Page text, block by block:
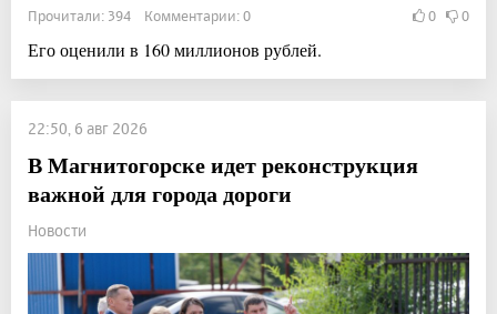
Прочитали: 394 Комментарии: 0 0 0
Его оценили в 160 миллионов рублей.
22:50, 6 авг 2026
В Магнитогорске идет реконструкция
важной для города дороги
Новости